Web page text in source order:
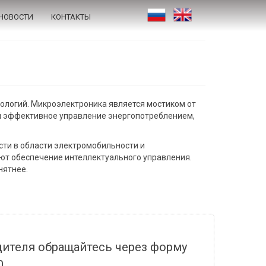
КОНТАКТЫ
Микроэлектроника является мостиком от
управление энергопотреблением,
в области электромобильности и
обеспечение интеллектуального управления.
обращайтесь через форму